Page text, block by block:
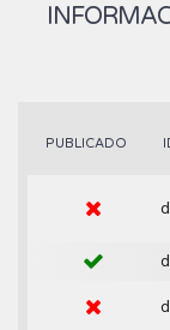
PUBLICADO